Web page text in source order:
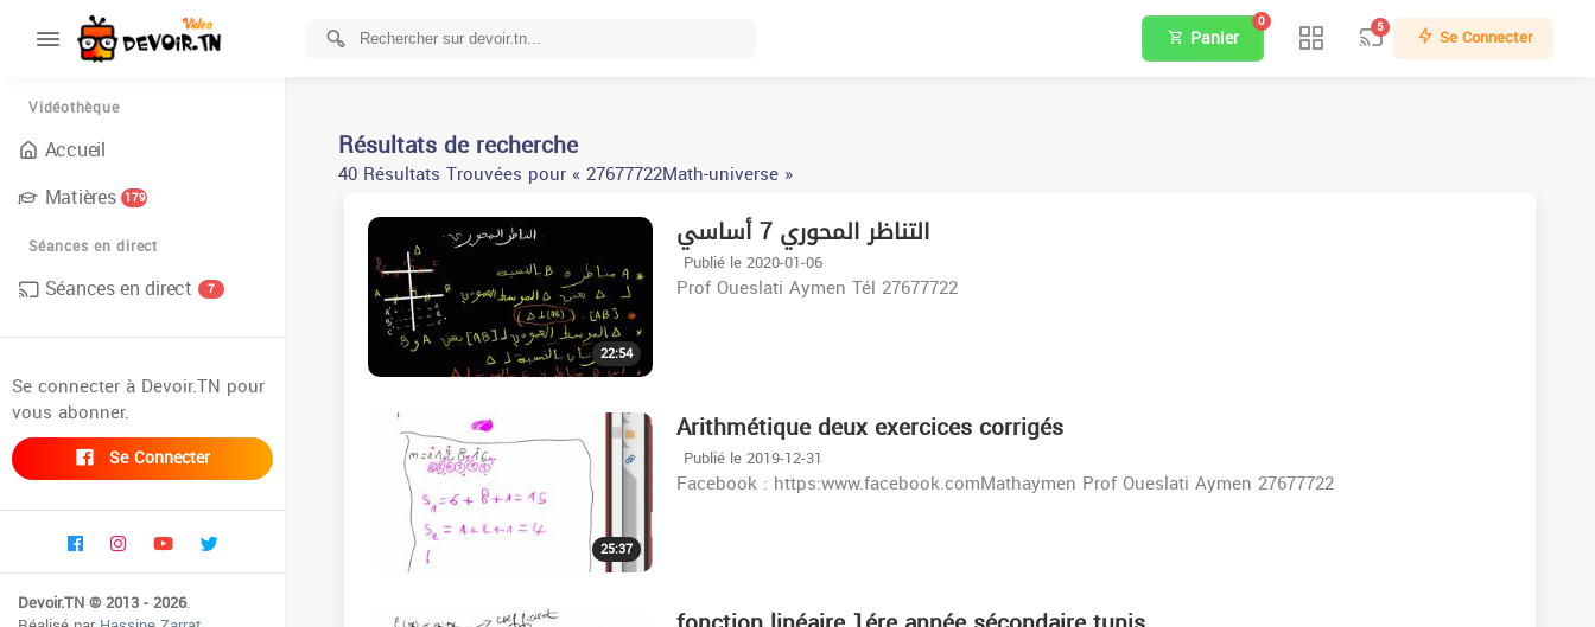
Vidéothèque
Accueil
Matières 179
Séances en direct
Séances en direct 7
Se connecter à Devoir.TN pour
vous abonner.
Se Connecter
Devoir.TN © 2013 - 2026.
Panier
0 5 Se Connecter
Résultats de recherche
40 Résultats Trouvées pour « 27677722Math-universe »
22:54
التناظر المحوري 7 أساسي
Publié le 2020-01-06
Prof Oueslati Aymen Tél 27677722
25:37
Arithmétique deux exercices corrigés
Publié le 2019-12-31
Facebook : https:www.facebook.comMathaymen Prof Oueslati Aymen 27677722